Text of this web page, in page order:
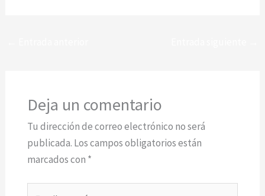
Deja un comentario
Tu dirección de correo electrónico no será
publicada. Los campos obligatorios están
marcados con *